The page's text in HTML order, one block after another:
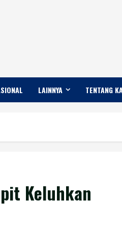
LAINNYA TENTANG
Keluhkan